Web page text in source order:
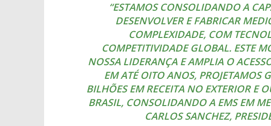
“ESTAMOS CONSOLIDANDO A
DESENVOLVER E FABRICAR
COMPLEXIDADE, COM
COMPETITIVIDADE GLOBAL. ESTE
NOSSA LIDERANÇA E AMPLIA O
EM ATÉ OITO ANOS, PROJETAMOS
BILHÕES EM RECEITA NO EXTERIOR E
BRASIL, CONSOLIDANDO A EMS EM
CARLOS SANCHEZ,